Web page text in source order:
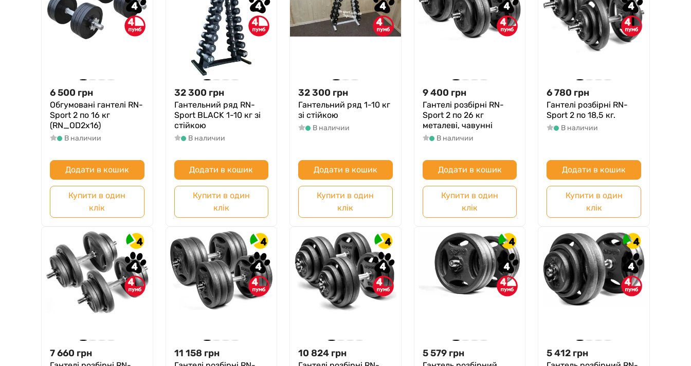
4
4
6 500 грн
Обгумовані гантелі RN-
Sport 2 по 16 кг
(RN_OD2х16)
В наличии
Додати в кошик
Купити в один
клік
4
4
32 300 грн
Гантельний ряд RN-
Sport BLACK 1-10 кг зі
стійкою
В наличии
Додати в кошик
Купити в один
клік
4
4
32 300 грн
Гантельний ряд 1-10 кг
зі стійкою
В наличии
Додати в кошик
Купити в один
клік
4
4
9 400 грн
Гантелі розбірні RN-
Sport 2 по 26 кг
металеві, чавунні
В наличии
Додати в кошик
Купити в один
клік
4
4
6 780 грн
Гантелі розбірні RN-
Sport 2 по 18,5 кг.
В наличии
Додати в кошик
Купити в один
клік
4
4
4
7 660 грн
4
4
4
11 158 грн
4
4
4
10 824 грн
4
4
4
5 579 грн
4
4
4
5 412 грн